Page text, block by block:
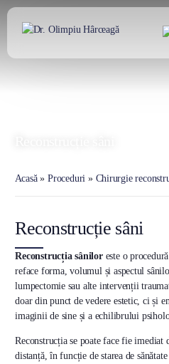
Acasă»Proceduri » Chirurgie
Reconstrucție sâni
Reconstrucția sâniloreste o
reface forma, volumul și aspectul
lumpectomie sau alte intervenții
doar din punct de vedere estetic, ci și
imaginii de sine și a echilibrului
Reconstrucția se poate face fie imediat
distanță, în funcție de starea de